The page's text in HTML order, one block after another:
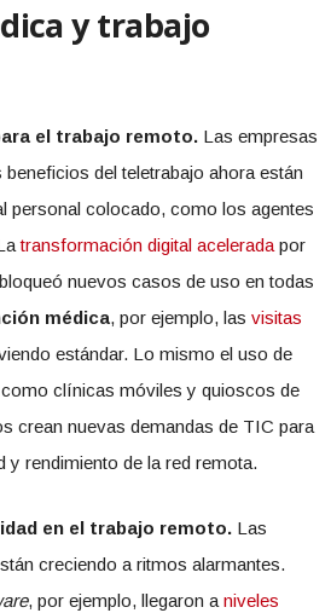
y trabajo
el trabajo remoto. Las empresas
del teletrabajo ahora están
personal colocado, como los agentes
transformación digital acelerada por
nuevos casos de uso en todas
médica, por ejemplo, las visitas
estándar. Lo mismo el uso de
clínicas móviles y quioscos de
crean nuevas demandas de TIC para
y rendimiento de la red remota.
en el trabajo remoto. Las
creciendo a ritmos alarmantes.
, por ejemplo, llegaron a niveles